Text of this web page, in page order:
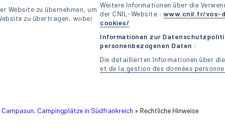
Website zu übernehmen, um
zu übertragen, wobei
Weitere Informationen über die
der CNIL-Website : www.cnil.fr/vos-
cookies/
Informationen zur
personenbezogenen Daten :
Die detaillierten Informationen über
et de la gestion des données
Campasun, Campingplätze in Südfrankreich » Rechtliche Hinweise